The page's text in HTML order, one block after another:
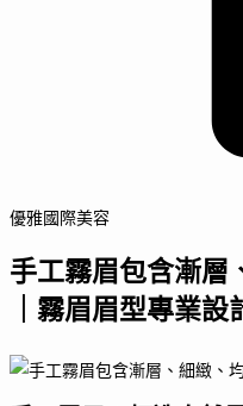
優雅國際美容
手工霧眉包含漸層
｜霧眉眉型專業設